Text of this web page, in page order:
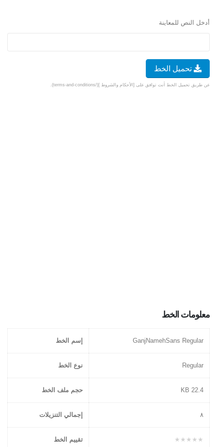
أدخل النص للمعاينة
تحميل الخط
عن طريق تحميل الخط أنت توافق على [الأحكام والشروط ](/terms-and-conditions).
معلومات الخط
GanjNamehSans Regular إسم الخط
Regular نوع الخط
22.4 KB حجم ملف الخط
۸ إجمالي التنزيلات
★★★★★ تقييم الخط